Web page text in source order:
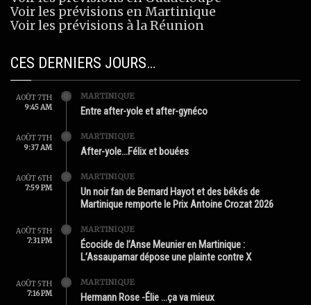
Voir les prévisions en Martinique
Voir les prévisions à la Réunion
CES DERNIERS JOURS…
AOÛT 7TH
9:45 AM
MARTINIQUE
Entre after-yole et after-gynéco
AOÛT 7TH
9:37 AM
MARTINIQUE
After-yole…Félix et bouées
AOÛT 6TH
7:59 PM
MARTINIQUE
Un noir fan de Bernard Hayot et des békés de
Martinique remporte le Prix Antoine Crozat 2026
AOÛT 5TH
7:31 PM
MARTINIQUE
Écocide de l’Anse Meunier en Martinique :
L’Assaupamar dépose une plainte contre X
AOÛT 5TH
7:16 PM
MARTINIQUE
Hermann Rose -Élie …ça va mieux